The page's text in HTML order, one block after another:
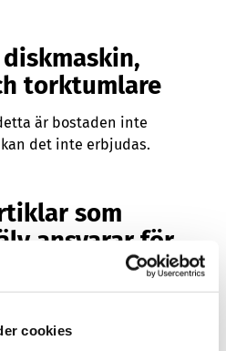
cookies
torktumlare
är bostaden inte
det inte erbjudas.
som
ansvarar för
lampor, lysrör och